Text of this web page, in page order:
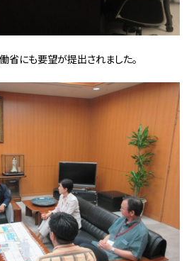
にも要望が提出されました。